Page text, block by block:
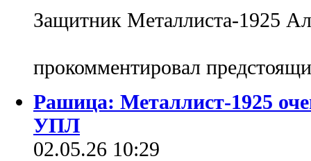
Защитник Металлиста-1925
прокомментировал
Рашица: Металлист-1925
УПЛ
02.05.26 10:29